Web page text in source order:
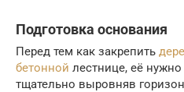
Подготовка основания
Перед тем как закрепить
бетонной лестнице, её
тщательно выровняв